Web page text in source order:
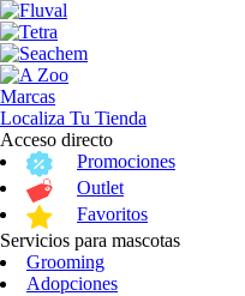
Marcas
Localiza Tu Tienda
Acceso directo
Promociones
Outlet
Favoritos
Servicios para mascotas
Grooming
Adopciones